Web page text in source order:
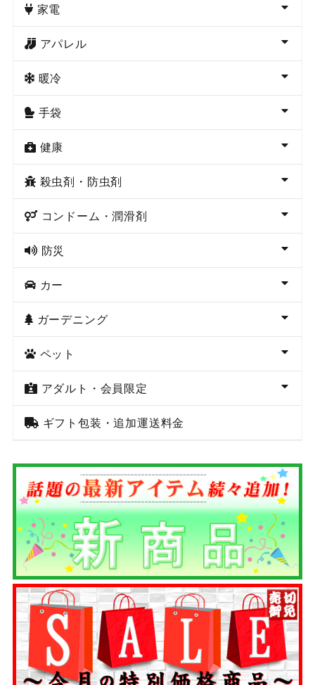
家電
アパレル
暖冷
手袋
健康
殺虫剤・防虫剤
コンドーム・潤滑剤
防災
カー
ガーデニング
ペット
アダルト・会員限定
ギフト包装・追加運送料金